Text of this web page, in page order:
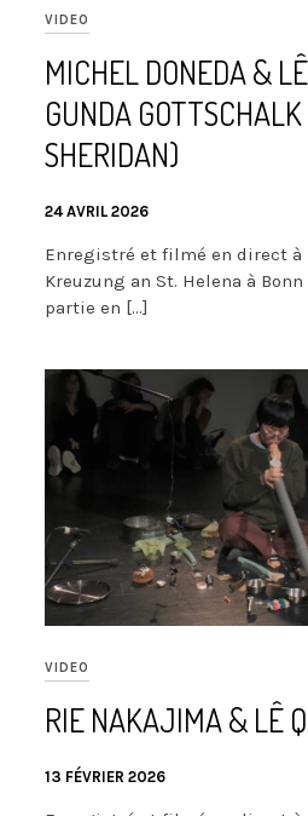
VIDEO
MICHEL DONEDA &
GUNDA
SHERIDAN)
24 AVRIL 2026
Enregistré et filmé en direct à
Kreuzung an St. Helena à
partie en […]
VIDEO
RIE NAKAJIMA & LÊ
13 FÉVRIER 2026